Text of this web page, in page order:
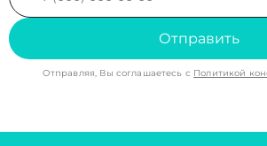
Отправить
Отправляя, Вы соглашаетесь с Политикой